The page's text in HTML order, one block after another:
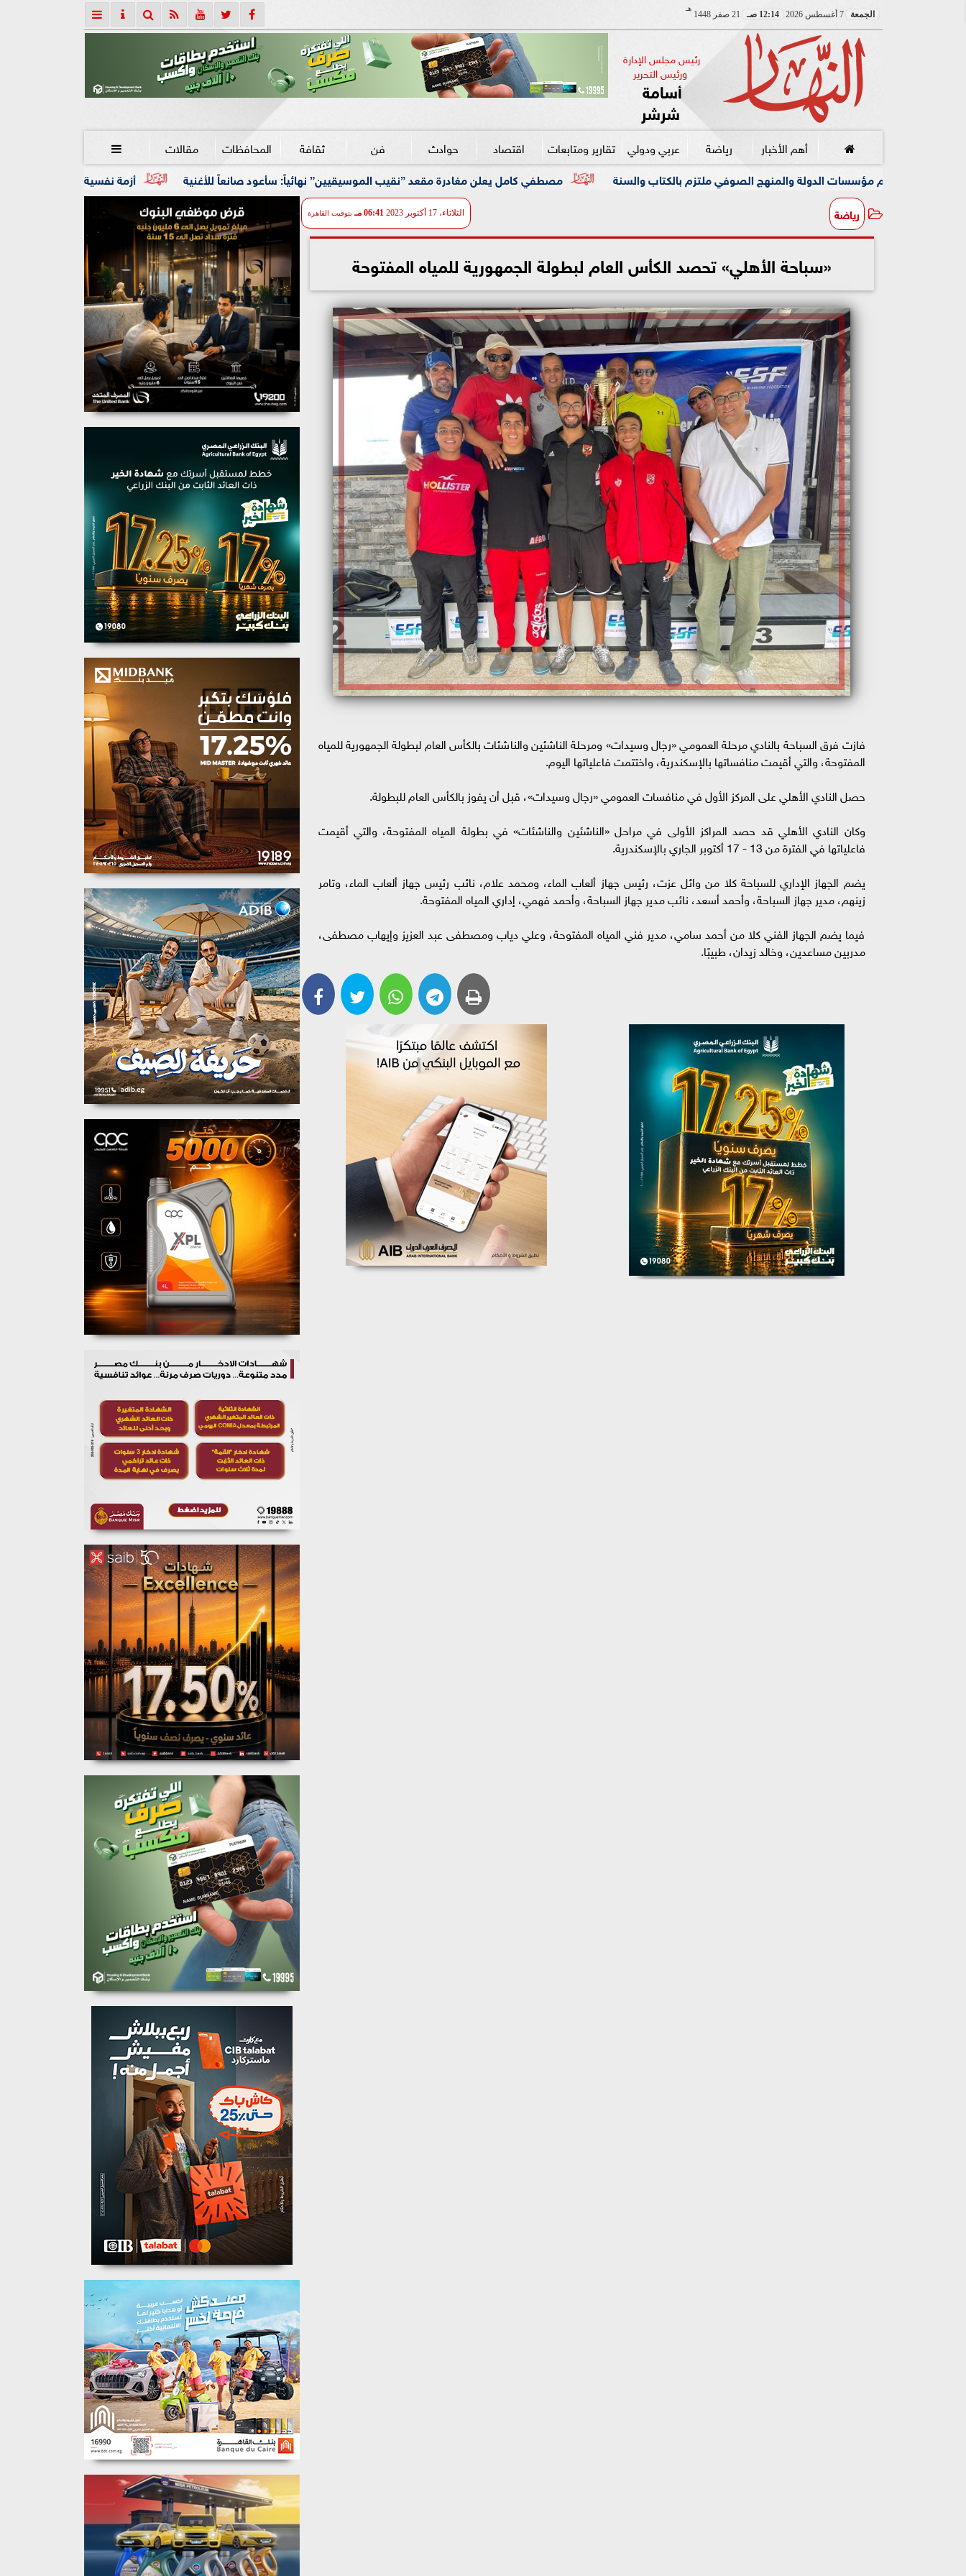
الجمعة 7 أغسطس 2026 12:14 صـ 21 صفر 1448
هـ
رئيس مجلس الإدارة
ورئيس التحرير
أسامة
شرشر
أهم الأخبار رياضة عربي ودولي تقارير ومتابعات اقتصاد حوادث فن ثقافة المحافظات مقالات 
أزمة نفسية وظروف قاسية.. تفاصيل مصرع عامل مصطفي كامل يعلن مغادرة مقعد ”نقيب الموسيقيين” نهائياً: سأعود صانعاً للأغنية الدولة والمنهج الصوفي ملتزم بالكتاب والسنة
رياضة الثلاثاء، 17 أكتوبر 2023 06:41 مـ بتوقيت القاهرة
«سباحة الأهلي» تحصد الكأس العام لبطولة الجمهورية للمياه المفتوحة
فازت فرق السباحة بالنادي مرحلة العمومي «رجال وسيدات» ومرحلة الناشئين والناشئات بالكأس العام لبطولة الجمهورية للمياه
المفتوحة، والتي أقيمت منافساتها بالإسكندرية، واختتمت فاعلياتها اليوم.
حصل النادي الأهلي على المركز الأول في منافسات العمومي «رجال وسيدات»، قبل أن يفوز بالكأس العام للبطولة.
وكان النادي الأهلي قد حصد المراكز الأولى في مراحل «الناشئين والناشئات» في بطولة المياه المفتوحة، والتي أقيمت
فاعلياتها في الفترة من 13 - 17 أكتوبر الجاري بالإسكندرية.
يضم الجهاز الإداري للسباحة كلا من وائل عزت، رئيس جهاز ألعاب الماء، ومحمد علام، نائب رئيس جهاز ألعاب الماء، وتامر
زينهم، مدير جهاز السباحة، وأحمد أسعد، نائب مدير جهاز السباحة، وأحمد فهمي، إداري المياه المفتوحة.
فيما يضم الجهاز الفني كلا من أحمد سامي، مدير فني المياه المفتوحة، وعلي دياب ومصطفى عبد العزيز وإيهاب مصطفى،
مدربين مساعدين، وخالد زيدان، طبيبًا.